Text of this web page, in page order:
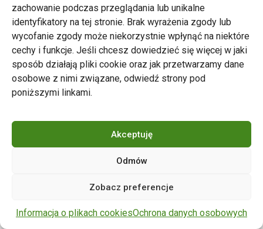
zachowanie podczas przeglądania lub unikalne
identyfikatory na tej stronie. Brak wyrażenia zgody lub
wycofanie zgody może niekorzystnie wpłynąć na niektóre
cechy i funkcje. Jeśli chcesz dowiedzieć się więcej w jaki
sposób działają pliki cookie oraz jak przetwarzamy dane
osobowe z nimi związane, odwiedź strony pod
poniższymi linkami.
Akceptuję
Odmów
Zobacz preferencje
Informacja o plikach cookiesOchrona danych osobowych
Zarząd Transportu Miejskiego w Poznaniu
Napisz do nas
tel. 61 646 33 44
ul. Matejki 59, 60-770 Poznań
zastrzeżone.